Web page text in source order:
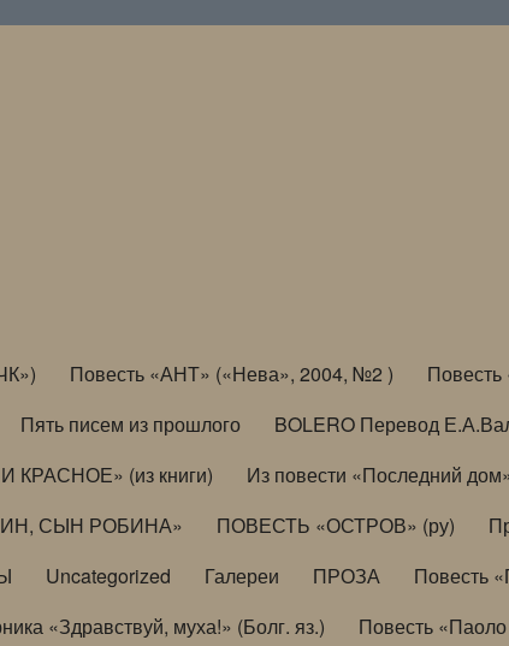
Повесть «АНТ» («Нева», 2004, №2 ) Повесть
Пять писем из прошлого BOLERO Перевод
КРАСНОЕ» (из книги) Из повести «Последний
СЫН РОБИНА» ПОВЕСТЬ «ОСТРОВ» (ру)
Uncategorized Галереи ПРОЗА
Повесть
«Здравствуй, муха!» (Болг. яз.) Повесть